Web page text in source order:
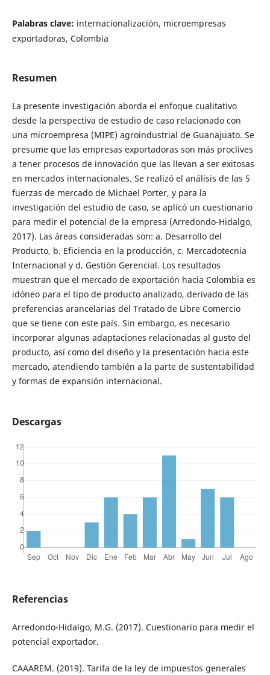
Palabras clave: internacionalización, microempresas
exportadoras, Colombia
Resumen
La presente investigación aborda el enfoque cualitativo
desde la perspectiva de estudio de caso relacionado con
una microempresa (MIPE) agroindustrial de Guanajuato. Se
presume que las empresas exportadoras son más proclives
a tener procesos de innovación que las llevan a ser exitosas
en mercados internacionales. Se realizó el análisis de las 5
fuerzas de mercado de Michael Porter, y para la
investigación del estudio de caso, se aplicó un cuestionario
para medir el potencial de la empresa (Arredondo-Hidalgo,
2017). Las áreas consideradas son: a. Desarrollo del
Producto, b. Eficiencia en la producción, c. Mercadotecnia
Internacional y d. Gestión Gerencial. Los resultados
muestran que el mercado de exportación hacia Colombia es
idóneo para el tipo de producto analizado, derivado de las
preferencias arancelarias del Tratado de Libre Comercio
que se tiene con este país. Sin embargo, es necesario
incorporar algunas adaptaciones relacionadas al gusto del
producto, así como del diseño y la presentación hacia este
mercado, atendiendo también a la parte de sustentabilidad
y formas de expansión internacional.
Descargas
Referencias
Arredondo-Hidalgo, M.G. (2017). Cuestionario para medir el
potencial exportador.
CAAAREM. (2019). Tarifa de la ley de impuestos generales